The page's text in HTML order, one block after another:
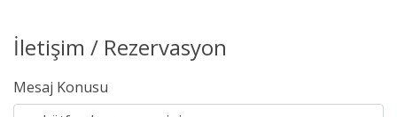
İletişim / Rezervasyon
Mesaj Konusu